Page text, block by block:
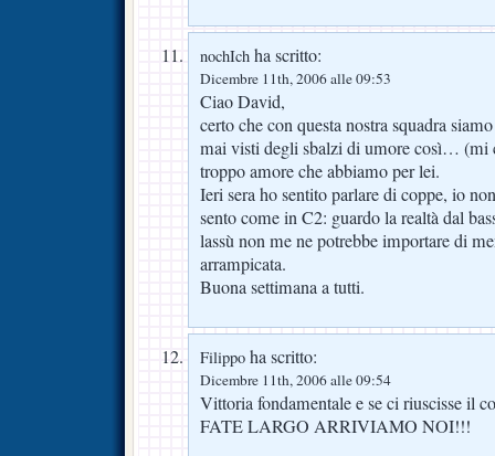
nochIch ha scritto:
Dicembre 11th, 2006 alle 09:53
Ciao David,
certo che con questa nostra squadra
mai visti degli sbalzi di umore così… (mi
troppo amore che abbiamo per lei.
Ieri sera ho sentito parlare di coppe, io
sento come in C2: guardo la realtà dal
lassù non me ne potrebbe importare di
arrampicata.
Buona settimana a tutti.
Filippo ha scritto:
Dicembre 11th, 2006 alle 09:54
Vittoria fondamentale e se ci riuscisse il
FATE LARGO ARRIVIAMO NOI!!!